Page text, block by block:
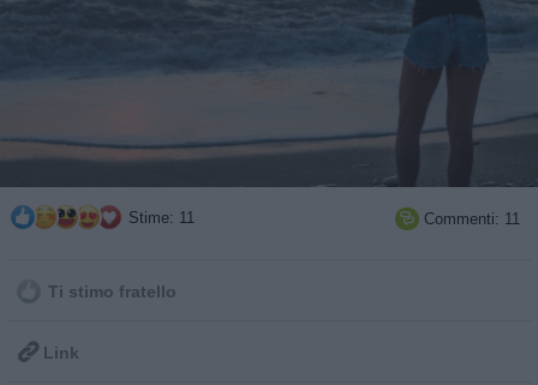
Stime: 11  Commenti: 11
Ti stimo fratello
 Link